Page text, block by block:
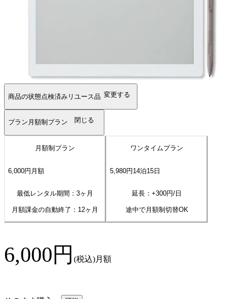
商品の状態点検済みリユース品 変更する
プラン 月額制プラン 閉じる
月額制プラン
6,000円 月額
最低レンタル期間：3ヶ月
月額課金の自動終了： 12ヶ月
ワンタイムプラン
5,980円14泊15日
延長：+300円/日
途中で月額制切替OK
6,000円 (税込)月額